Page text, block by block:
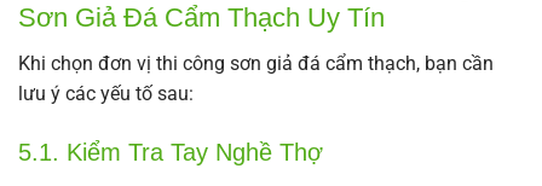
Sơn Giả Đá Cẩm Thạch Uy Tín
Khi chọn đơn vị thi công sơn giả đá cẩm thạch, bạn cần
lưu ý các yếu tố sau:
5.1. Kiểm Tra Tay Nghề Thợ